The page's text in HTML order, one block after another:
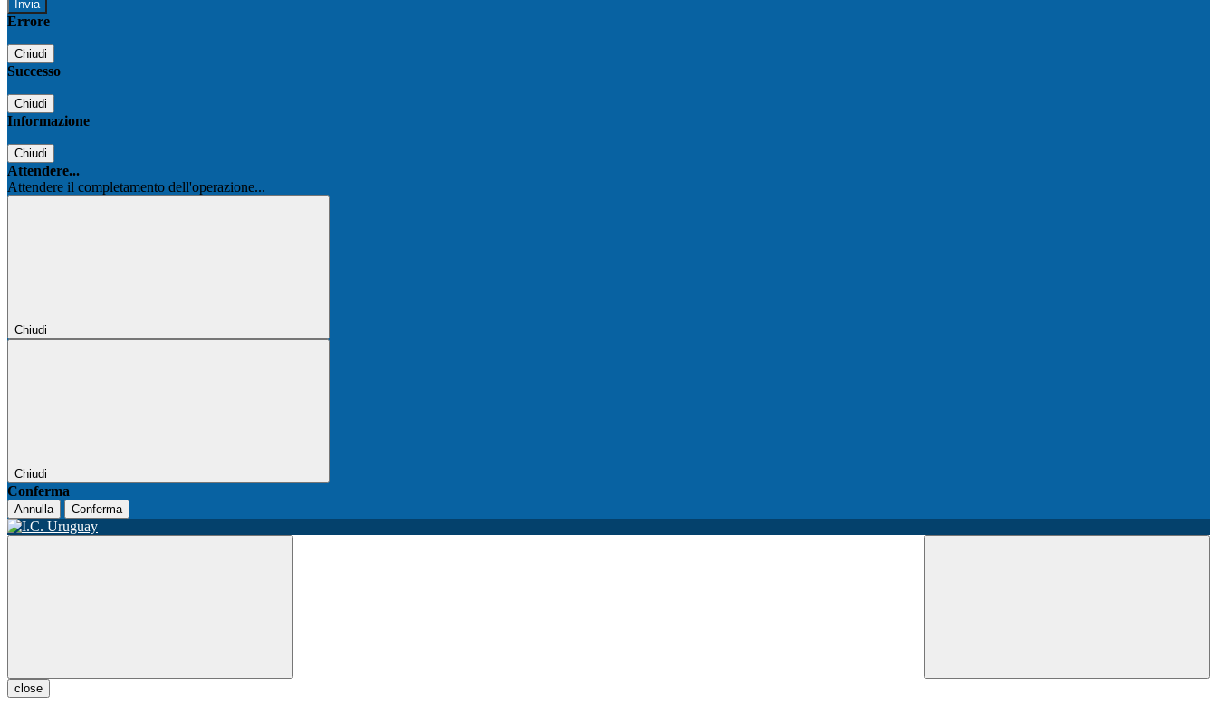
Errore
Chiudi
Successo
Chiudi
Informazione
Chiudi
Attendere...
Attendere il completamento dell'operazione...
Chiudi
Chiudi
Conferma
Annulla Conferma
close